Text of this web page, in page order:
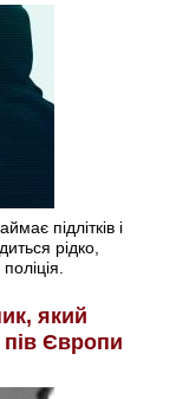
підлітків і
рідко,
який
Європи